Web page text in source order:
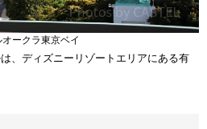
ークラ東京ベイ
、ディズニーリゾートエリアにある有